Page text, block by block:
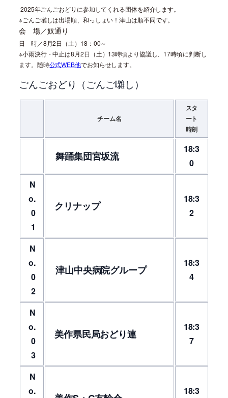
2025年ごんごおどりに参加してくれる団体を紹介します。
※ごんご囃しは出場順、和っしょい！津山は順不同です。
会 場／奴通り
日 時／8月2日（土）18：00～
※小雨決行・中止は8月2日（土）13時頃より協議し、17時頃に判断し
ます。随時公式WEB他でお知らせします。
ごんごおどり（ごんご囃し）
チーム名
スタ
ート
時刻
舞踊集団宮坂流
18:3
0
N
o.
0
1
クリナップ
18:3
2
N
o.
0
2
津山中央病院グループ
18:3
4
N
o.
0
3
美作県民局おどり連
18:3
7
N
o.
18:3